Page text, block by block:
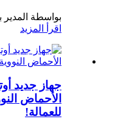
بواسطة المدير بتاريخ
اقرأ المزيد
جهاز جديد
الأحماض
للعمالة!